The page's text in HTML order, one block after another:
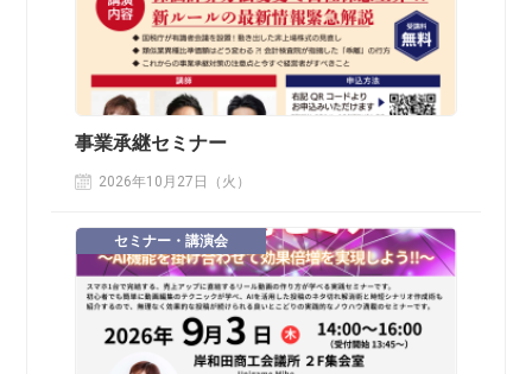
事業承継セミナー
2026年10月27日（火）
セミナー・講演会